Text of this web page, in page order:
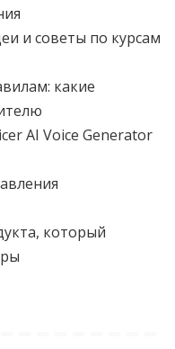
и советы по курсам
какие
AI Voice Generator
который